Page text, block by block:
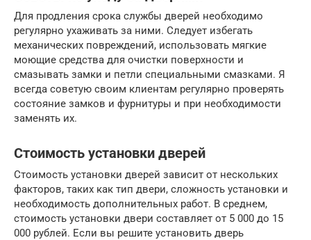
Для продления срока службы дверей необходимо
регулярно ухаживать за ними. Следует избегать
механических повреждений, использовать мягкие
моющие средства для очистки поверхности и
смазывать замки и петли специальными смазками. Я
всегда советую своим клиентам регулярно проверять
состояние замков и фурнитуры и при необходимости
заменять их.
Стоимость установки дверей
Стоимость установки дверей зависит от нескольких
факторов, таких как тип двери, сложность установки и
необходимость дополнительных работ. В среднем,
стоимость установки двери составляет от 5 000 до 15
000 рублей. Если вы решите установить дверь